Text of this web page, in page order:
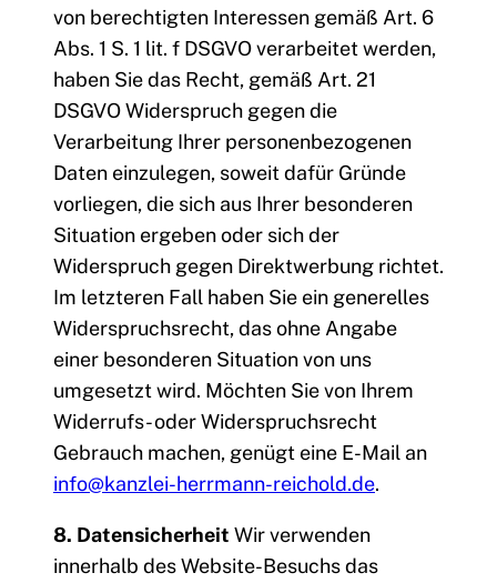
von berechtigten Interessen gemäß Art. 6
Abs. 1 S. 1 lit. f DSGVO verarbeitet werden,
haben Sie das Recht, gemäß Art. 21
DSGVO Widerspruch gegen die
Verarbeitung Ihrer personenbezogenen
Daten einzulegen, soweit dafür Gründe
vorliegen, die sich aus Ihrer besonderen
Situation ergeben oder sich der
Widerspruch gegen Direktwerbung richtet.
Im letzteren Fall haben Sie ein generelles
Widerspruchsrecht, das ohne Angabe
einer besonderen Situation von uns
umgesetzt wird. Möchten Sie von Ihrem
Widerrufs- oder Widerspruchsrecht
Gebrauch machen, genügt eine E-Mail an
info@kanzlei-herrmann-reichold.de.
8. Datensicherheit Wir verwenden
innerhalb des Website-Besuchs das